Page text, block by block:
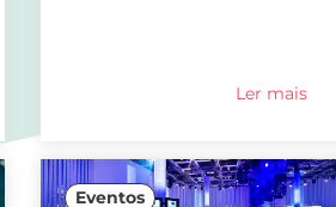
Ler mais
Eventos